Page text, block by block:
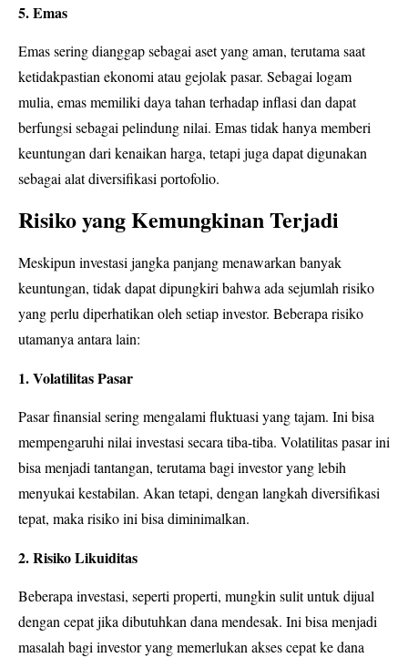
5. Emas
Emas sering dianggap sebagai aset yang aman, terutama saat
ketidakpastian ekonomi atau gejolak pasar. Sebagai logam
mulia, emas memiliki daya tahan terhadap inflasi dan dapat
berfungsi sebagai pelindung nilai. Emas tidak hanya memberi
keuntungan dari kenaikan harga, tetapi juga dapat digunakan
sebagai alat diversifikasi portofolio.
Risiko yang Kemungkinan Terjadi
Meskipun investasi jangka panjang menawarkan banyak
keuntungan, tidak dapat dipungkiri bahwa ada sejumlah risiko
yang perlu diperhatikan oleh setiap investor. Beberapa risiko
utamanya antara lain:
1. Volatilitas Pasar
Pasar finansial sering mengalami fluktuasi yang tajam. Ini bisa
mempengaruhi nilai investasi secara tiba-tiba. Volatilitas pasar ini
bisa menjadi tantangan, terutama bagi investor yang lebih
menyukai kestabilan. Akan tetapi, dengan langkah diversifikasi
tepat, maka risiko ini bisa diminimalkan.
2. Risiko Likuiditas
Beberapa investasi, seperti properti, mungkin sulit untuk dijual
dengan cepat jika dibutuhkan dana mendesak. Ini bisa menjadi
masalah bagi investor yang memerlukan akses cepat ke dana